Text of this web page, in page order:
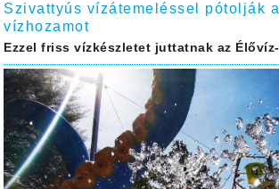
Szivattyús vízátemeléssel pótolják
vízhozamot
Ezzel friss vízkészletet juttatnak az